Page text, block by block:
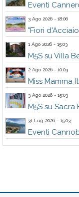
Eventi
3 Ago 2026 - 18:06
"Fiori
1 Ago 2026 - 15:03
M5S su Villa
2 Ago 2026 - 10:03
Miss Mamma
3 Ago 2026 - 15:03
M5S su Sacra
31 Lug 2026 - 15:03
Eventi